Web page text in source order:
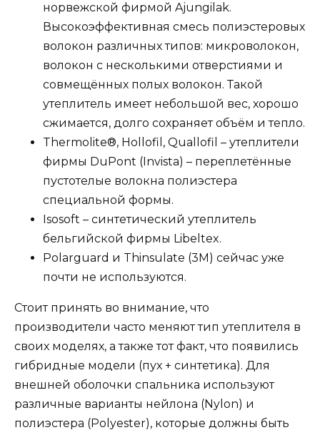
норвежской фирмой Ajungilak.
Высокоэффективная смесь полиэстеровых
волокон различных типов: микроволокон,
волокон с несколькими отверстиями и
совмещённых полых волокон. Такой
утеплитель имеет небольшой вес, хорошо
сжимается, долго сохраняет объём и тепло.
Thermolite®, Hollofil, Quallofil – утеплители
фирмы DuPont (Invista) – переплетённые
пустотелые волокна полиэстера
специальной формы.
Isosoft – синтетический утеплитель
бельгийской фирмы Libeltex.
Polarguard и Thinsulate (3М) сейчас уже
почти не используются.
Стоит принять во внимание, что
производители часто меняют тип утеплителя в
своих моделях, а также тот факт, что появились
гибридные модели (пух + синтетика). Для
внешней оболочки спальника используют
различные варианты нейлона (Nylon) и
полиэстера (Polyester), которые должны быть